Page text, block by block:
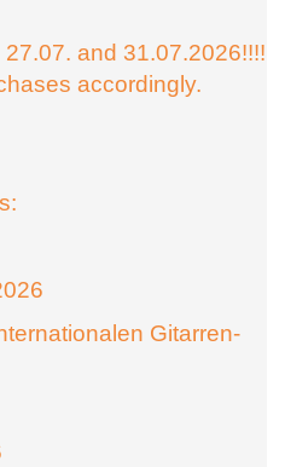
and 31.07.2026!!!!
accordingly.
Gitarren-